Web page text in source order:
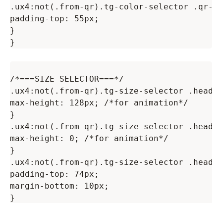
.ux4:not(.from-qr).tg-color-selector .qr-
padding-top: 55px;
}
/*===SIZE SELECTOR===*/
.ux4:not(.from-qr).tg-size-selector
max-height: 128px; /*for animation*/
}
.ux4:not(.from-qr).tg-size-selector
max-height: 0; /*for animation*/
}
.ux4:not(.from-qr).tg-size-selector
padding-top: 74px;
margin-bottom: 10px;
}